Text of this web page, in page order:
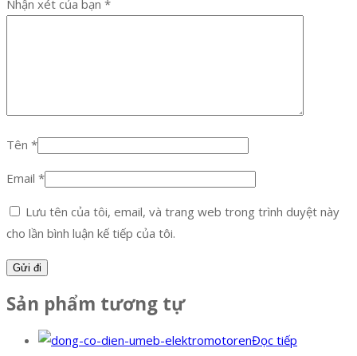
Nhận xét của bạn *
Tên *
Email *
Lưu tên của tôi, email, và trang web trong trình duyệt này
cho lần bình luận kế tiếp của tôi.
Sản phẩm tương tự
Đọc tiếp